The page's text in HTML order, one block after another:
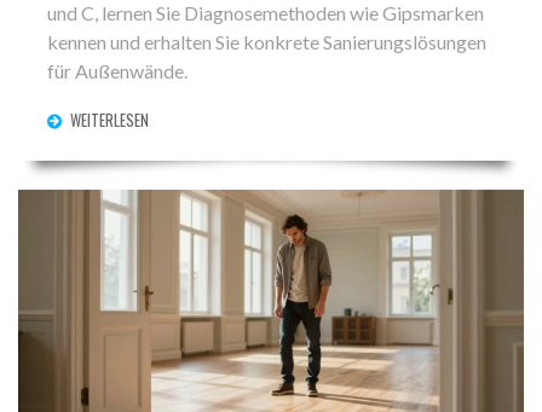
und C, lernen Sie Diagnosemethoden wie Gipsmarken
kennen und erhalten Sie konkrete Sanierungslösungen
für Außenwände.
WEITERLESEN